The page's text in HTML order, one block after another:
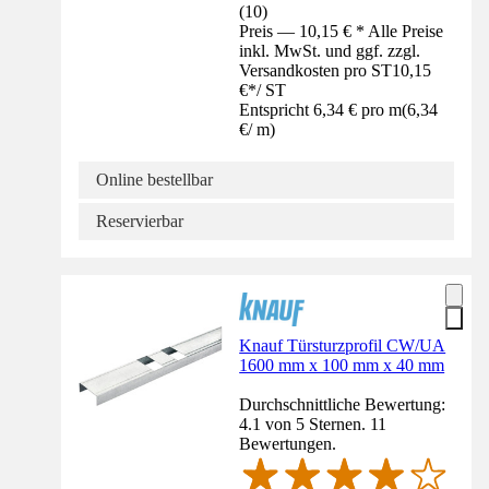
(10)
Preis — 10,15 € * Alle Preise
inkl. MwSt. und ggf. zzgl.
Versandkosten pro ST10,15
€*/ ST
Entspricht 6,34 € pro m(6,34
€/ m)
Online bestellbar
Reservierbar
Knauf Türsturzprofil CW/UA
1600 mm x 100 mm x 40 mm
Durchschnittliche Bewertung:
4.1 von 5 Sternen. 11
Bewertungen.